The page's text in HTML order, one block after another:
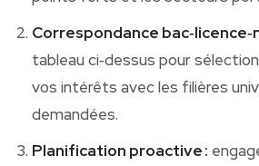
Correspondance
tableau ci‑dessus pour
vos intérêts avec les filières
demandées.
Planification proactive :